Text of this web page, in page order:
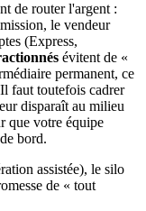
de router l'argent :
le vendeur
(Express,
évitent de «
permanent, ce
faut toutefois cadrer
disparaît au milieu
que votre équipe
bord.
assistée), le silo
de « tout